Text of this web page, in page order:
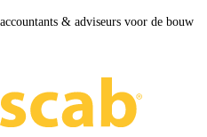
accountants & adviseurs voor de bouw